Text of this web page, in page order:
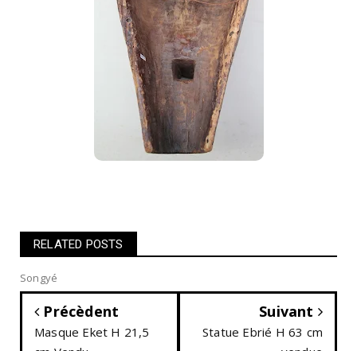
RELATED POSTS
Songyé
Précèdent
Masque Eket H 21,5
Suivant
Statue Ebrié H 63 cm